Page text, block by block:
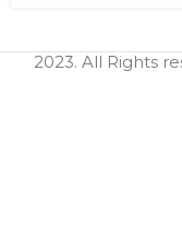
2023. All Rights